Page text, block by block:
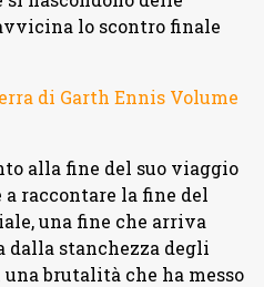
lo scontro finale
di Garth Ennis Volume
alla fine del suo viaggio
raccontare la fine del
una fine che arriva
dalla stanchezza degli
brutalità che ha messo